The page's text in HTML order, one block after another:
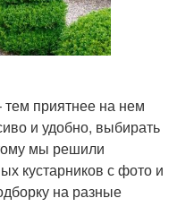
приятнее на нем
и удобно, выбирать
мы решили
кустарников с фото и
на разные